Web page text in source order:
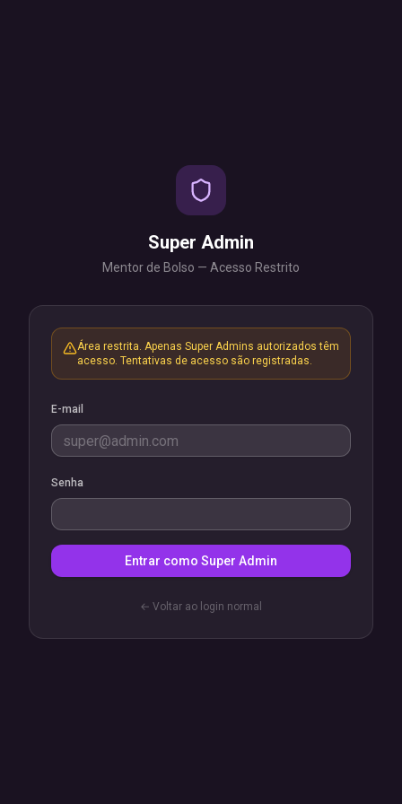
Super Admin
Mentor de Bolso — Acesso Restrito
Área restrita. Apenas Super Admins autorizados têm
acesso. Tentativas de acesso são registradas.
E-mail
Senha
Entrar como Super Admin
← Voltar ao login normal